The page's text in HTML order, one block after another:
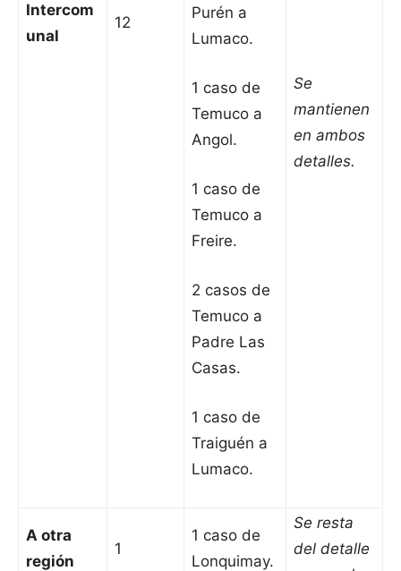
Intercom
unal
12
Purén a
Lumaco.
1 caso de
Temuco a
Angol.
1 caso de
Temuco a
Freire.
2 casos de
Temuco a
Padre Las
Casas.
1 caso de
Traiguén a
Lumaco.
Se
mantienen
en ambos
detalles.
A otra
región
1
1 caso de
Lonquimay.
Se resta
del detalle